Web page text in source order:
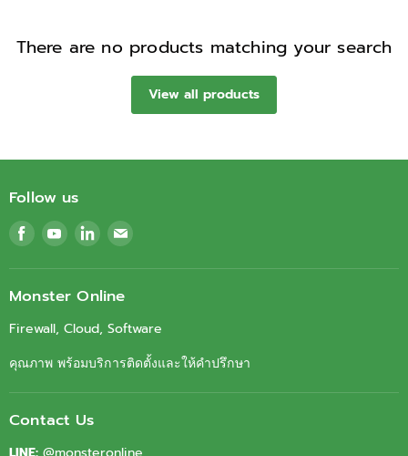
There are no products matching your search
View all products
Follow us
Find
us
on
Facebook
Find
us
on
Youtube
Find
us
on
LinkedIn
Find
on
Monster Online
Firewall, Cloud, Software
คุณภาพ พร้อมบริการติดตั้งและให้คำปรึกษา
Contact Us